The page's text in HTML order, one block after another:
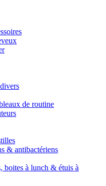
de routine
& antibactériens
boites à lunch & étuis à